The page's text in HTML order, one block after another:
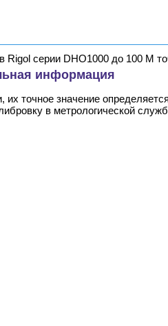
Rigol серии DHO1000 до 100 М
информация
точное значение
в метрологической